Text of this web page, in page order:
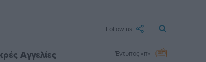
Follow us
Αγγελίες Έντυπος «π»